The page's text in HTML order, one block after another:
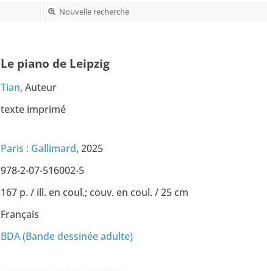
Nouvelle recherche
Le piano de Leipzig
Tian, Auteur
texte imprimé
Paris : Gallimard, 2025
978-2-07-516002-5
167 p. / ill. en coul.; couv. en coul. / 25 cm
Français
BDA (Bande dessinée adulte)